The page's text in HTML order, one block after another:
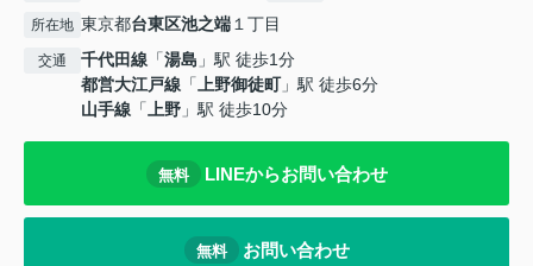
所在地 東京都台東区池之端１丁目
交通 千代田線 「湯島 」駅 徒歩1分
都営大江戸線 「上野御徒町」駅 徒歩6分
山手線 「上野 」駅 徒歩10分
無料 LINEからお問い合わせ
無料 お問い合わせ